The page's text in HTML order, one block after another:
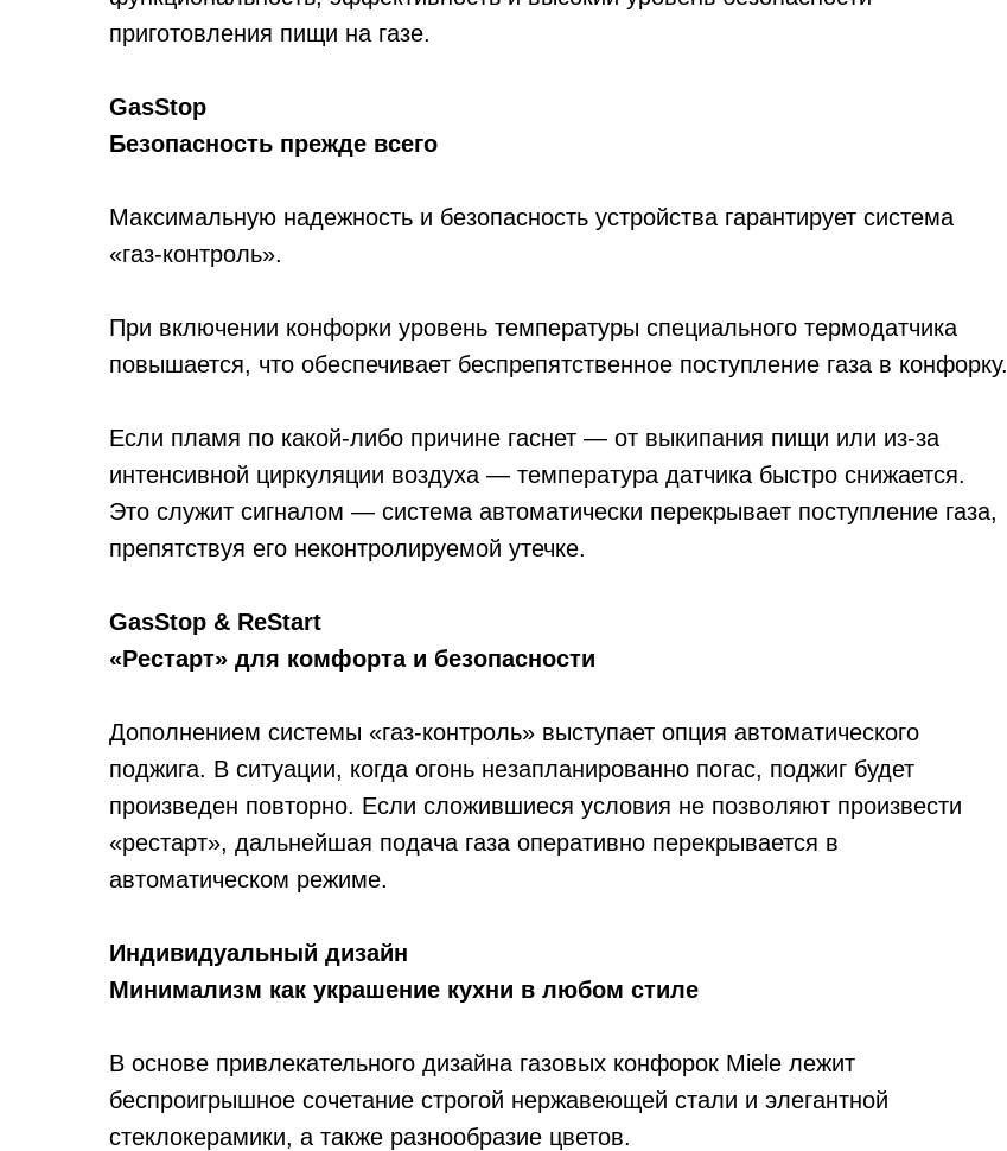
приготовления пищи на газе.
GasStop
Безопасность прежде всего
Максимальную надежность и безопасность устройства гарантирует система
«газ-контроль».
При включении конфорки уровень температуры специального термодатчика
повышается, что обеспечивает беспрепятственное поступление газа в конфорку.
Если пламя по какой-либо причине гаснет — от выкипания пищи или из-за
интенсивной циркуляции воздуха — температура датчика быстро снижается.
Это служит сигналом — система автоматически перекрывает поступление газа,
препятствуя его неконтролируемой утечке.
GasStop & ReStart
«Рестарт» для комфорта и безопасности
Дополнением системы «газ-контроль» выступает опция автоматического
поджига. В ситуации, когда огонь незапланированно погас, поджиг будет
произведен повторно. Если сложившиеся условия не позволяют произвести
«рестарт», дальнейшая подача газа оперативно перекрывается в
автоматическом режиме.
Индивидуальный дизайн
Минимализм как украшение кухни в любом стиле
В основе привлекательного дизайна газовых конфорок Miele лежит
беспроигрышное сочетание строгой нержавеющей стали и элегантной
стеклокерамики, а также разнообразие цветов.